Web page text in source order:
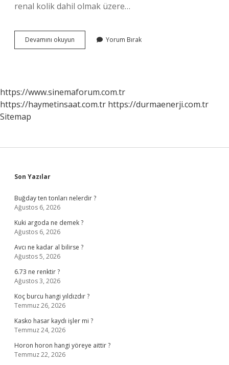
renal kolik dahil olmak üzere…
Devamını okuyun Otilonyum
Bromür
Yorum Bırak
https://www.sinemaforum.com.tr
https://haymetinsaat.com.tr https://durmaenerji.com.tr
Sitemap
Sidebar
Son Yazılar
Buğday ten tonları nelerdir ?
Ağustos 6, 2026
Kuki argoda ne demek ?
Ağustos 6, 2026
Avcı ne kadar al bilirse ?
Ağustos 5, 2026
6.73 ne renktir ?
Ağustos 3, 2026
Koç burcu hangi yıldızdır ?
Temmuz 26, 2026
Kasko hasar kaydı işler mi ?
Temmuz 24, 2026
Horon horon hangi yöreye aittir ?
Temmuz 22, 2026